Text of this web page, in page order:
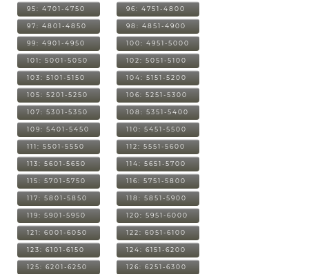
95: 4701-4750 96: 4751-4800
97: 4801-4850 98: 4851-4900
99: 4901-4950 100: 4951-5000
101: 5001-5050 102: 5051-5100
103: 5101-5150 104: 5151-5200
105: 5201-5250 106: 5251-5300
107: 5301-5350 108: 5351-5400
109: 5401-5450 110: 5451-5500
111: 5501-5550 112: 5551-5600
113: 5601-5650 114: 5651-5700
115: 5701-5750 116: 5751-5800
117: 5801-5850 118: 5851-5900
119: 5901-5950 120: 5951-6000
121: 6001-6050 122: 6051-6100
123: 6101-6150 124: 6151-6200
125: 6201-6250 126: 6251-6300